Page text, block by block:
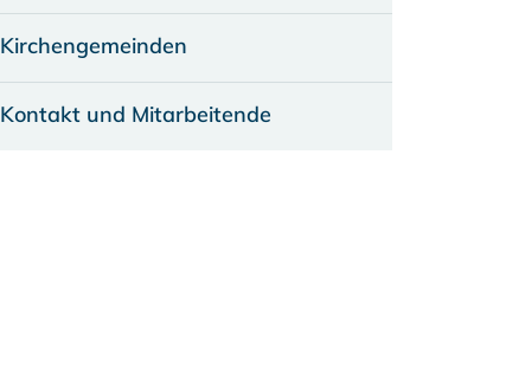
Kirchengemeinden
Kontakt und Mitarbeitende